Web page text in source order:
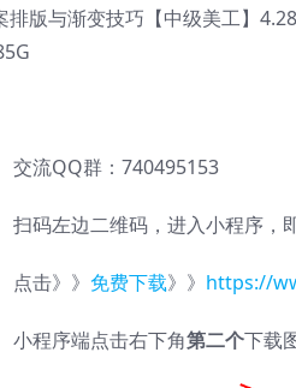
版与渐变技巧【中级美工】
交流QQ群：740495153
扫码左边二维码，进入小程序，
点击》》 免费下载》》 https://
小程序端点击右下角第二个下载